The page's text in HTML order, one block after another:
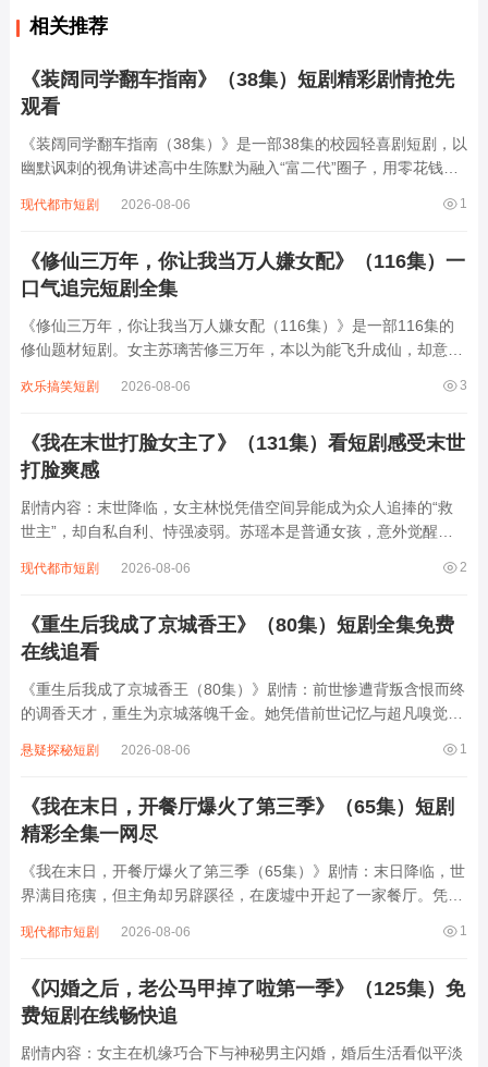
相关推荐
《装阔同学翻车指南》（38集）短剧精彩剧情抢先
观看
《装阔同学翻车指南（38集）》是一部38集的校园轻喜剧短剧，以
幽默讽刺的视角讲述高中生陈默为融入“富二代”圈子，用零花钱租
却在同学聚会、篮球赛、家长会等场景中因细节疏漏接连穿帮：租
1
现代都市短剧 2026-08-06
《修仙三万年，你让我当万人嫌女配》（116集）一
口气追完短剧全集
《修仙三万年，你让我当万人嫌女配（116集）》是一部116集的
修仙题材短剧。女主苏璃苦修三万年，本以为能飞升成仙，却意外
环，屡屡作恶，最终下场凄惨。苏璃为完成任务，不得不按剧本行
3
欢乐搞笑短剧 2026-08-06
《我在末世打脸女主了》（131集）看短剧感受末世
打脸爽感
剧情内容：末世降临，女主林悦凭借空间异能成为众人追捧的“救
世主”，却自私自利、恃强凌弱。苏瑶本是普通女孩，意外觉醒精
韧，一次次识破阴谋并反击，从被欺凌到逆袭，在末世废墟中建立
2
现代都市短剧 2026-08-06
《重生后我成了京城香王》（80集）短剧全集免费
在线追看
《重生后我成了京城香王（80集）》剧情：前世惨遭背叛含恨而终
的调香天才，重生为京城落魄千金。她凭借前世记忆与超凡嗅觉，
廷秘香配方，更以创新香品搅动市场，与各路势力斗智斗勇。过程
1
悬疑探秘短剧 2026-08-06
《我在末日，开餐厅爆火了第三季》（65集）短剧
精彩全集一网尽
《我在末日，开餐厅爆火了第三季（65集）》剧情：末日降临，世
界满目疮痍，但主角却另辟蹊径，在废墟中开起了一家餐厅。凭借
里，餐厅面临新危机，食材短缺、竞争对手恶意打压。主角带领团
1
现代都市短剧 2026-08-06
《闪婚之后，老公马甲掉了啦第一季》（125集）免
费短剧在线畅快追
剧情内容：女主在机缘巧合下与神秘男主闪婚，婚后生活看似平淡